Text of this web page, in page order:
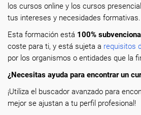
los cursos online y los cursos
tus intereses y necesidades formativas.
Esta formación está 100%
coste para ti, y está sujeta a requisitos
por los organismos o entidades que la
¿Necesitas ayuda para encontrar un
¡Utiliza el buscador avanzado para
mejor se ajustan a tu perfil profesional!